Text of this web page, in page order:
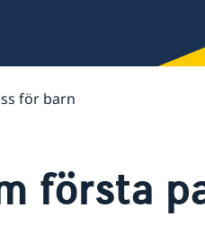
för barn
första